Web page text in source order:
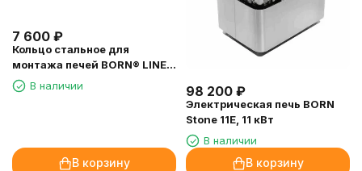
7 600 ₽
Кольцо стальное для
монтажа печей BORN® LINE и
BORN® RAIN в полок
В наличии
В корзину
98 200 ₽
Электрическая печь BORN
Stone 11E, 11 кВт
В наличии
В корзину